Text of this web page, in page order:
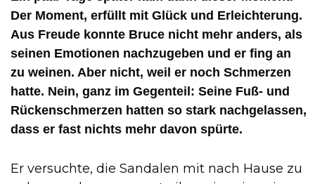
Der Moment, erfüllt mit Glück und Erleichterung.
Aus Freude konnte Bruce nicht mehr anders, als
seinen Emotionen nachzugeben und er fing an
zu weinen. Aber nicht, weil er noch Schmerzen
hatte. Nein, ganz im Gegenteil: Seine Fuß- und
Rückenschmerzen hatten so stark nachgelassen,
dass er fast nichts mehr davon spürte.
Er versuchte, die Sandalen mit nach Hause zu